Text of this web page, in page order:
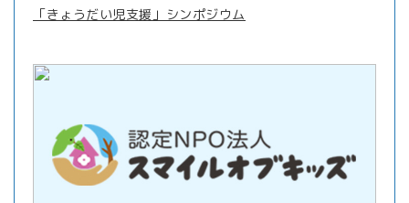
「きょうだい児支援」シンポジウム